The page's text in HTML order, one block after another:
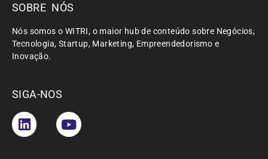
SOBRE NÓS
Nós somos o WITRI, o maior hub de conteúdo sobre Negócios,
Tecnologia, Startup, Marketing, Empreendedorismo e
Inovação.
SIGA-NOS